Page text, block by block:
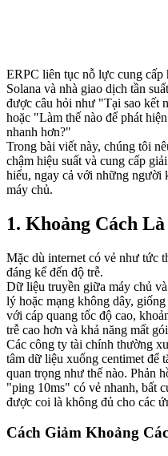
ERPC liên tục nỗ lực cung cấp
Solana và nhà giao dịch tần
được câu hỏi như "Tại sao kết
hoặc "Làm thế nào để phát
nhanh hơn?"
Trong bài viết này, chúng tôi
chậm hiệu suất và cung cấp
hiểu, ngay cả với những người
máy chủ.
1. Khoảng Cách
Mặc dù internet có vẻ như tức
đáng kể đến độ trễ.
Dữ liệu truyền giữa máy chủ
lý hoặc mạng không dây,
với cáp quang tốc độ cao,
trễ cao hơn và khả năng mất
Các công ty tài chính thường
tâm dữ liệu xuống centimet để
quan trọng như thế nào. Phản
"ping 10ms" có vẻ nhanh, bất
được coi là không đủ cho các
Cách Giảm Khoảng